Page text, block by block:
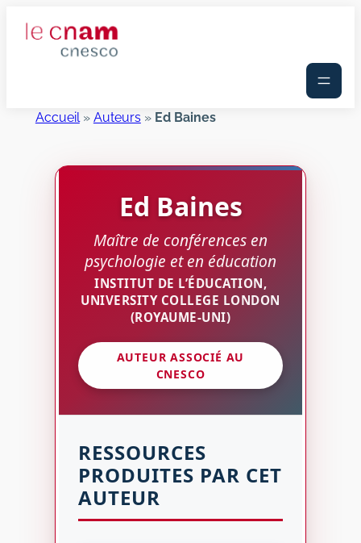
Accueil» Auteurs» Ed Baines
Ed Baines
Maître de conférences en
psychologie et en éducation
INSTITUT DE L’ÉDUCATION,
UNIVERSITY COLLEGE LONDON
(ROYAUME-UNI)
AUTEUR ASSOCIÉ AU
CNESCO
RESSOURCES
PRODUITES PAR CET
AUTEUR